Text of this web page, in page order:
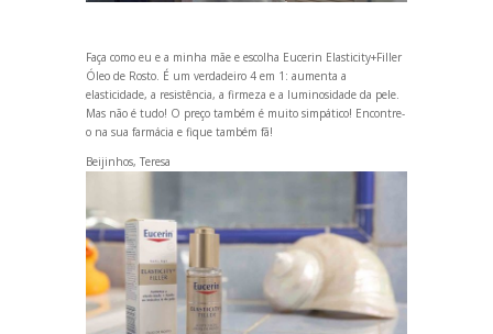
Faça como eu e a minha mãe e escolha Eucerin Elasticity+Filler
Óleo de Rosto. É um verdadeiro 4 em 1: aumenta a
elasticidade, a resistência, a firmeza e a luminosidade da pele.
Mas não é tudo! O preço também é muito simpático! Encontre-
o na sua farmácia e fique também fã!
Beijinhos, Teresa